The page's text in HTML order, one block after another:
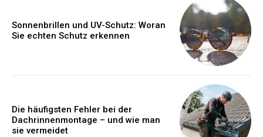
Sonnenbrillen und UV-Schutz: Woran
Sie echten Schutz erkennen
Die häufigsten Fehler bei der
Dachrinnenmontage – und wie man
sie vermeidet